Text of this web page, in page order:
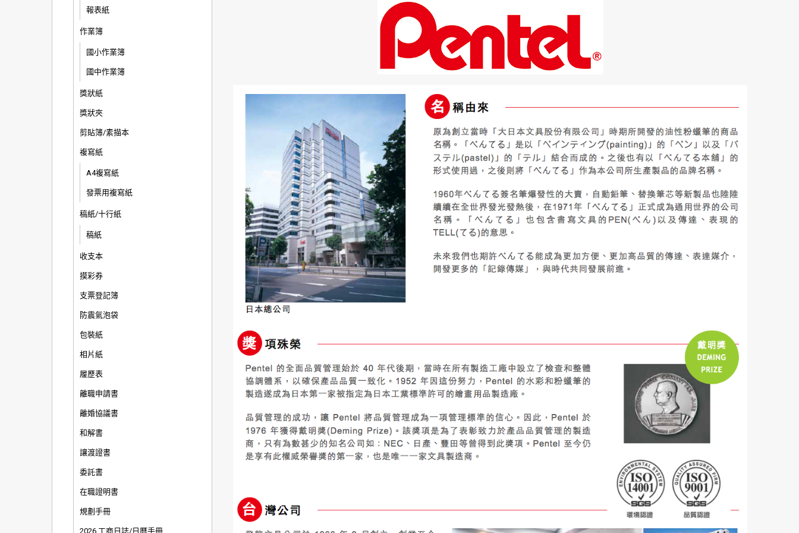
報表紙
作業簿
國小作業簿
國中作業簿
獎狀紙
獎狀夾
剪貼簿/素描本
複寫紙
A4複寫紙
發票用複寫紙
稿紙/十行紙
稿紙
收支本
摸彩券
支票登記簿
防震氣泡袋
包裝紙
相片紙
履歷表
離職申請書
離婚協議書
和解書
讓渡證書
委託書
在職證明書
規劃手冊
2026 工商日誌/日曆手冊